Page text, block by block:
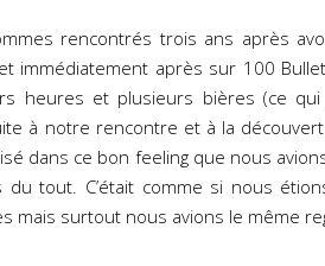
rencontrés trois ans après
immédiatement après sur 100
heures et plusieurs bières (ce
à notre rencontre et à la
dans ce bon feeling que nous
du tout. C’était comme si nous
mais surtout nous avions le même